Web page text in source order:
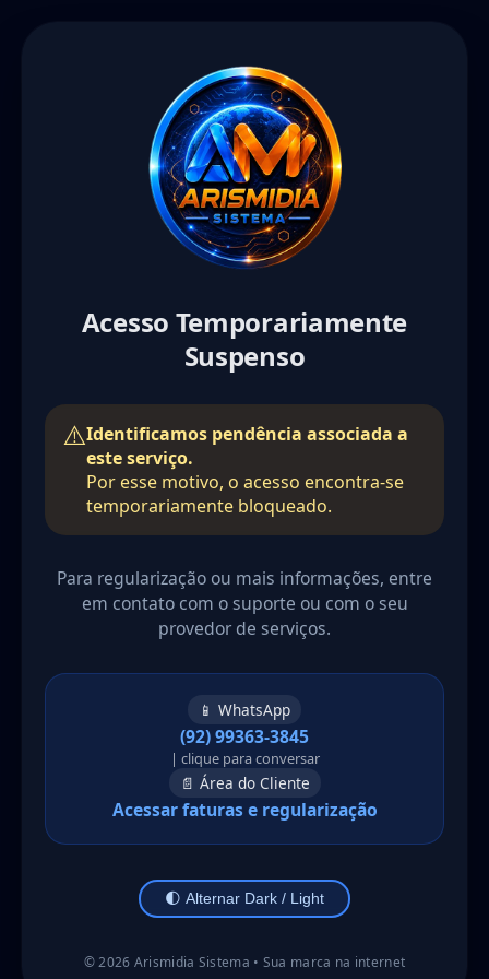
Acesso Temporariamente
Suspenso
Identificamos pendência associada a
este serviço.
Por esse motivo, o acesso encontra-se
temporariamente bloqueado.
Para regularização ou mais informações, entre
em contato com o suporte ou com o seu
provedor de serviços.
📱 WhatsApp
(92) 99363-3845
| clique para conversar
📄 Área do Cliente
Acessar faturas e regularização
🌓 Alternar Dark / Light
©2026 Arismidia Sistema • Sua marca na internet